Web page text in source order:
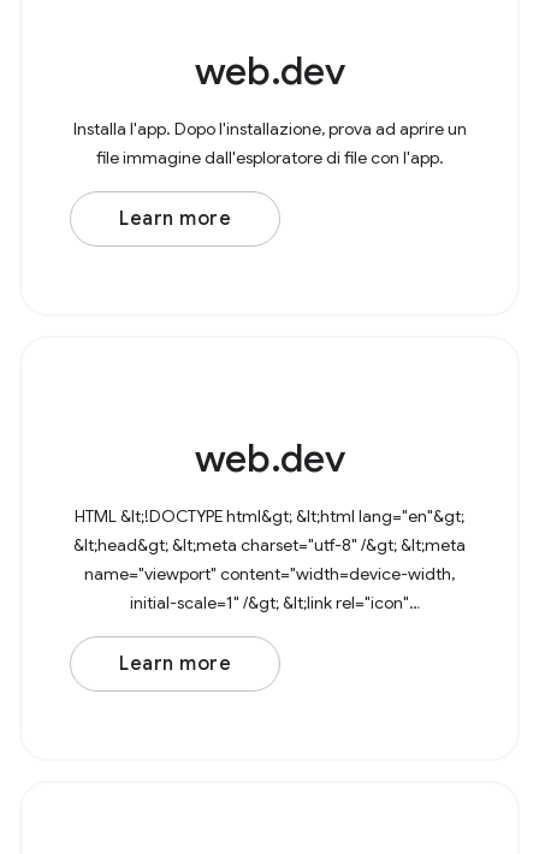
web.dev
Installa l'app. Dopo l'installazione, prova ad aprire un
file immagine dall'esploratore di file con l'app.
Learn more
web.dev
HTML &lt;!DOCTYPE html&gt; &lt;html lang="en"&gt;
&lt;head&gt; &lt;meta charset="utf-8" /&gt; &lt;meta
name="viewport" content="width=device-width,
initial-scale=1" /&gt; &lt;link rel="icon"
href="data:image/svg+xml,&lt;svg
Learn more